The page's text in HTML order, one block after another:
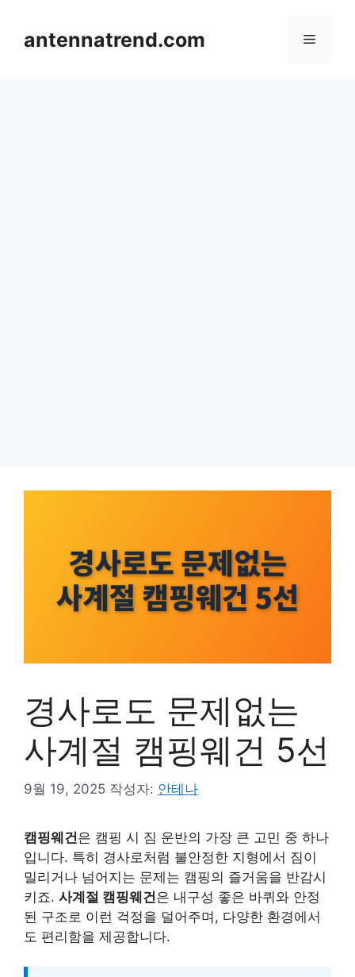
antennatrend.com 메
경사로도 문제없는
사계절 캠핑웨건 5선
9월 19, 2025 작성자: 안테나
캠핑웨건은 캠핑 시 짐 운반의 가장 큰 고민 중 하나
입니다. 특히 경사로처럼 불안정한 지형에서 짐이
밀리거나 넘어지는 문제는 캠핑의 즐거움을 반감시
키죠. 사계절 캠핑웨건은 내구성 좋은 바퀴와 안정
된 구조로 이런 걱정을 덜어주며, 다양한 환경에서
도 편리함을 제공합니다.